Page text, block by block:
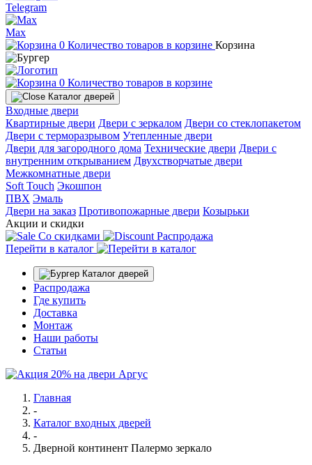
Telegram
Max
0 Количество товаров в корзине Корзина
0 Количество товаров в корзине
Каталог дверей
Входные двери
Квартирные двери Двери с зеркалом Двери со стеклопакетом
Двери с терморазрывом Утепленные двери
Двери для загородного дома Технические двери Двери с
внутренним открыванием Двухстворчатые двери
Межкомнатные двери
Soft Touch Экошпон
ПВХ Эмаль
Двери на заказ Противопожарные двери Козырьки
Акции и скидки
Со скидками
Распродажа
Перейти в каталог
Каталог дверей
Распродажа
Где купить
Доставка
Монтаж
Наши работы
Статьи
Главная
-
Каталог входных дверей
-
Дверной континент Палермо зеркало